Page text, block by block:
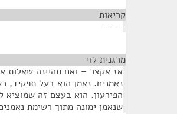
קריאות
- - -
מרגנית לוי
אז אקצר – ואם תהיינה שאלות
נאמנים. נאמן הוא בעל תפקיד,
שנאמן ימונה מתוך רשימת